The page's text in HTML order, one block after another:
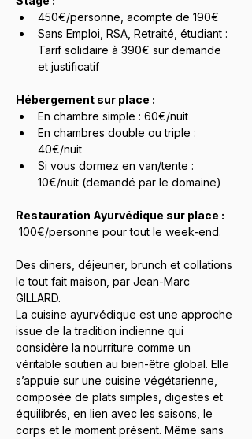
450€/personne, acompte de 190€
Sans Emploi, RSA, Retraité, étudiant :
Tarif solidaire à 390€ sur demande
et justificatif
Hébergement sur place :
En chambre simple : 60€/nuit
En chambres double ou triple :
40€/nuit
Si vous dormez en van/tente :
10€/nuit (demandé par le domaine)
Restauration Ayurvédique sur place :
100€/personne pour tout le week-end.
Des diners, déjeuner, brunch et collations
le tout fait maison, par Jean-Marc
GILLARD.
La cuisine ayurvédique est une approche
issue de la tradition indienne qui
considère la nourriture comme un
véritable soutien au bien-être global. Elle
s’appuie sur une cuisine végétarienne,
composée de plats simples, digestes et
équilibrés, en lien avec les saisons, le
corps et le moment présent. Même sans